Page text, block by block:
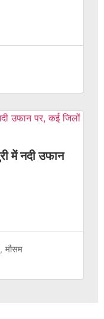
में नदी उफान
, मौसम